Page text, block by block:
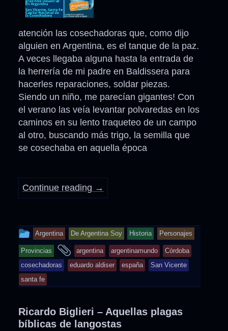
atención las cosechadoras que, como dijo
alguien en Argentina, es el tanque de la paz.
A veces llegaba alguna hasta la entrada de
la herrería de mi padre en Baldissera para
hacerles reparaciones, soldar piezas.
Siendo un niño, me parecían gigantes! Con
el verano las veía levantar polvaredas en los
caminos en su lento traqueteo de un campo
al otro, buscando más trigo, la semilla que
se cosechaba en aquella época
Continue reading →
This
entry
was
posted
in
Argentina De Argentina Soy Historia Personajes
Provincias
and
tagged
argentina argentinamundo
Córdoba
cosechadoras
eduardo aldiser españa
San Vicente
santa fe
Ricardo Biglieri – Aquellas plagas
bíblicas de langostas